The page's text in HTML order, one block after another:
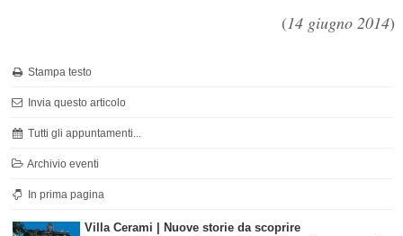
(14 giugno 2014)
Stampa testo
Invia questo articolo
Tutti gli appuntamenti...
Archivio eventi
In prima pagina
Villa Cerami | Nuove storie da scoprire